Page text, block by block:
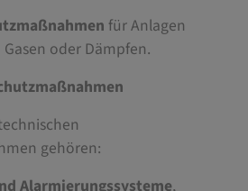
für Anlagen
oder Dämpfen.
gehören:
Alarmierungssysteme,